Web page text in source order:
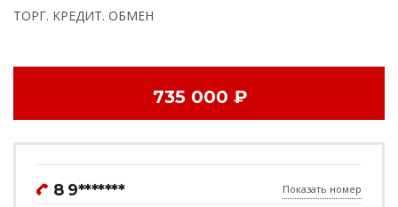
ТОРГ. КРЕДИТ. ОБМЕН
735 000 ₽
8 9******* Показать номер